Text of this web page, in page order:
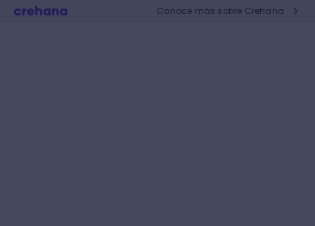
Conoce más sobre Crehana